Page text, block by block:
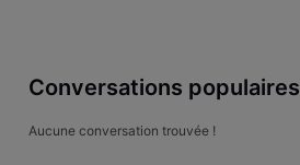
Conversations populaires
Aucune conversation trouvée !